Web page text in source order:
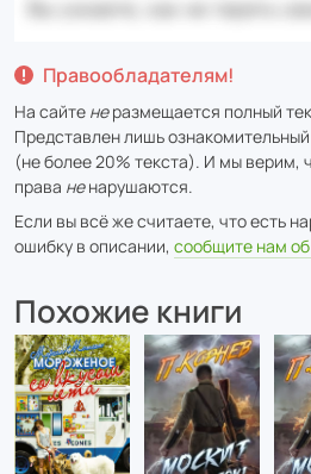
Правообладателям!
На сайте неразмещается полный
Представлен лишь
(не более 20% текста). И мы верим,
права ненарушаются.
Если вы всё же считаете, что есть
ошибку в описании, сообщите нам
Похожие книги